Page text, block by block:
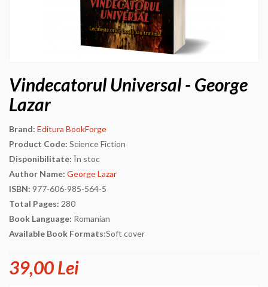
Vindecatorul Universal - George
Lazar
Brand: Editura BookForge
Product Code: Science Fiction
Disponibilitate: În stoc
Author Name: George Lazar
ISBN: 977-606-985-564-5
Total Pages: 280
Book Language: Romanian
Available Book Formats:Soft cover
39,00 Lei